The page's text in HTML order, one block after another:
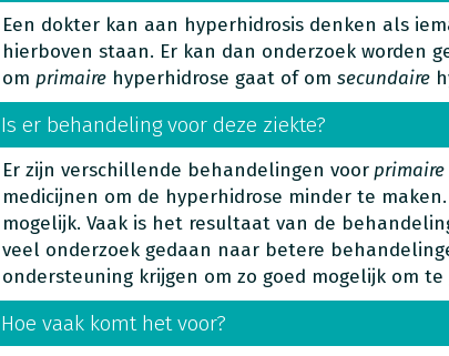
Een dokter kan aan hyperhidrosis denken als
hierboven staan. Er kan dan onderzoek worden
om primairehyperhidrose gaat of om secundaire
Is er behandeling voor deze ziekte?
Er zijn verschillende behandelingen voorprimaire
medicijnen om de hyperhidrose minder te
mogelijk. Vaak is het resultaat van de
veel onderzoek gedaan naar betere
ondersteuning krijgen om zo goed mogelijk om
Hoe vaak komt het voor?